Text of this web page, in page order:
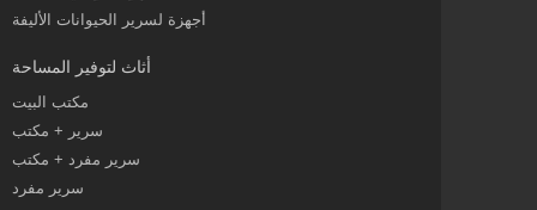
أجهزة لسرير الحيوانات الأليفة
أثاث لتوفير المساحة
سرير مفرد + مكتب